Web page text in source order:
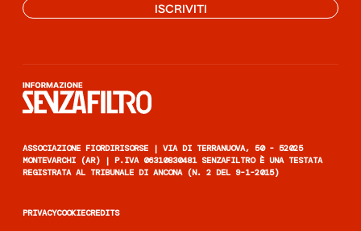
ISCRIVITI
ASSOCIAZIONE FIORDIRISORSE | VIA DI TERRANUOVA, 50 - 52025
MONTEVARCHI (AR) | P.IVA 06310830481 SENZAFILTRO È UNA TESTATA
REGISTRATA AL TRIBUNALE DI ANCONA (N. 2 DEL 9-1-2015)
PRIVACYCOOKIECREDITS